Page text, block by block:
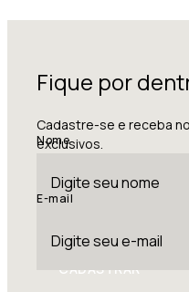
Fique por
Cadastre-se e receba
exclusivos.
Nome
E-mail
CADASTRAR